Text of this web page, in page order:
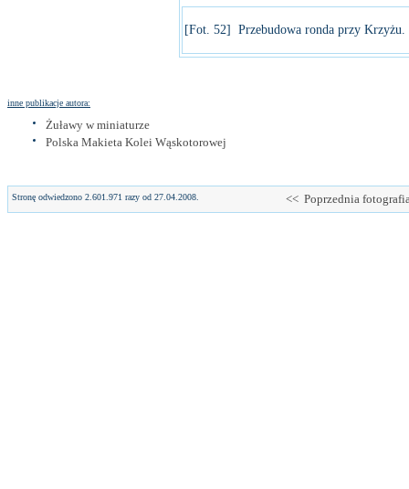
[Fot. 52] Przebudowa ronda przy Krzyżu.
inne publikacje autora:
Żuławy w miniaturze
Polska Makieta Kolei Wąskotorowej
Stronę odwiedzono 2.601.971 razy od 27.04.2008. << Poprzednia